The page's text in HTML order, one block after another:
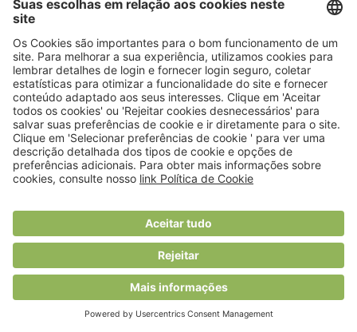
Lisboa, Portugal
+351 218 110 100
geral@viversaudavel.pt
Saiba mais
Assine a VS NEWS
Política de privacidade
Mapa do site